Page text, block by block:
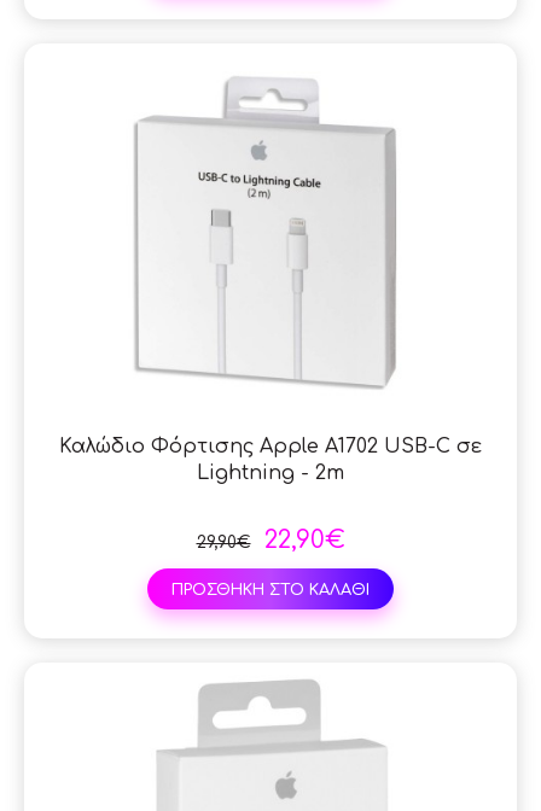
Καλώδιο Φόρτισης Apple A1702 USB-C σε
Lightning - 2m
29,90€ 22,90€
ΠΡΟΣΘΗΚΗ ΣΤΟ ΚΑΛΑΘΙ